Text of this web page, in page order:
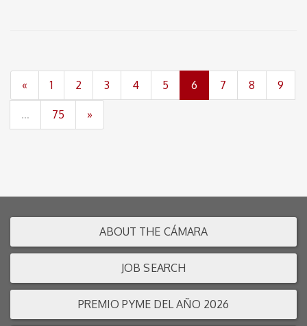
« 1 2 3 4 5 6(current)
7 8 9
… 75 »
ABOUT THE CÁMARA
JOB SEARCH
PREMIO PYME DEL AÑO 2026